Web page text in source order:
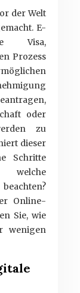
der Welt
E-
Visa,
Prozess
oder
zu
dieser
Schritte
Online-
Sie, wie
wenigen